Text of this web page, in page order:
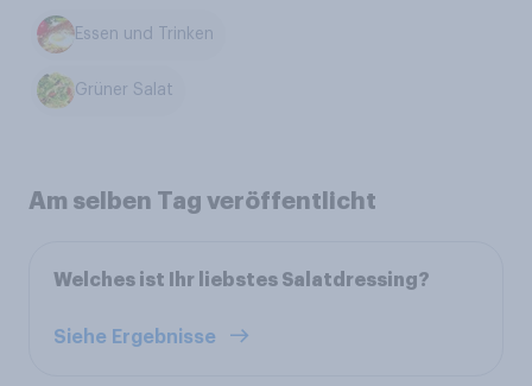
Essen und Trinken
Grüner Salat
Am selben Tag veröffentlicht
Welches ist Ihr liebstes Salatdressing?
Siehe Ergebnisse